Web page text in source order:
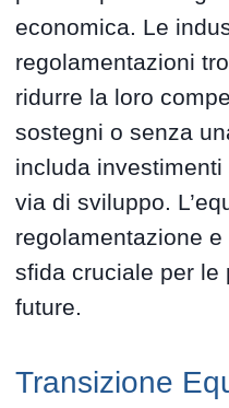
economica. Le
regolamentazioni
ridurre la loro
sostegni o senza
includa
via di sviluppo.
regolamentazione
sfida cruciale per le
future.
Transizione